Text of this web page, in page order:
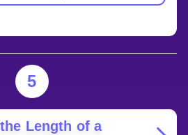
5
Length of a